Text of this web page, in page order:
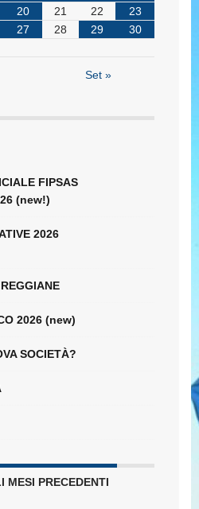
20 21 22
23
27 28 29
30
Set »
FIPSAS
(new!)
2026
2026 (new)
SOCIETÀ?
MESI PRECEDENTI